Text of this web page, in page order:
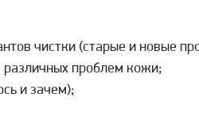
чистки (старые и новые
проблем кожи;
и зачем);